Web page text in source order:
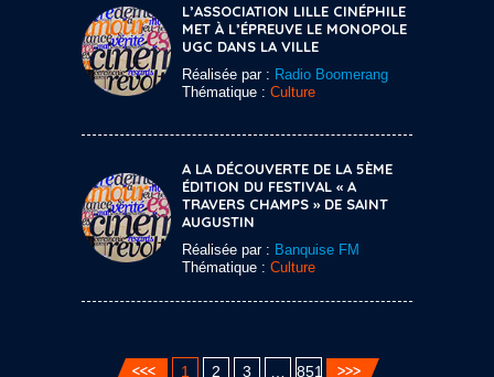
L’ASSOCIATION LILLE CINÉPHILE
MET À L’ÉPREUVE LE MONOPOLE
UGC DANS LA VILLE
Réalisée par : Radio Boomerang
Thématique : Culture
A LA DÉCOUVERTE DE LA 5ÈME
ÉDITION DU FESTIVAL « A
TRAVERS CHAMPS » DE SAINT
AUGUSTIN
Réalisée par : Banquise FM
Thématique : Culture
1 2 3 851